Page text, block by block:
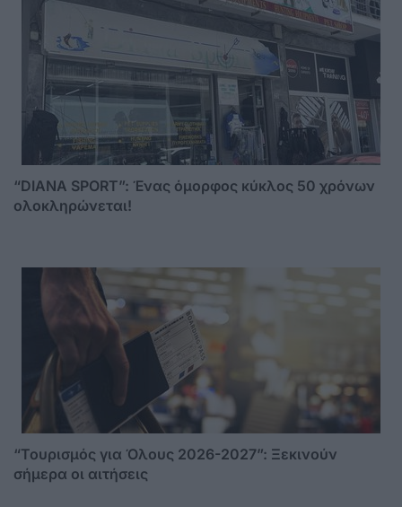
“DIANA SPORT”: Ένας όμορφος κύκλος 50 χρόνων
ολοκληρώνεται!
“Τουρισμός για Όλους 2026-2027”: Ξεκινούν
σήμερα οι αιτήσεις